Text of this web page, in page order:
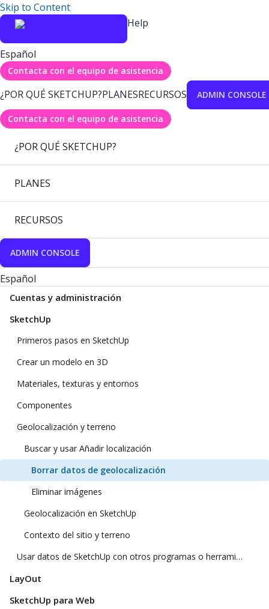
Skip to Content
Help
Español
Contacta con el equipo de asistencia
¿POR QUÉ SKETCHUP?PLANESRECURSOS ADMIN CONSOLE
Contacta con el equipo de asistencia
¿POR QUÉ SKETCHUP?
PLANES
RECURSOS
ADMIN CONSOLE
Español
Cuentas y administración
SketchUp
Primeros pasos en SketchUp
Crear un modelo en 3D
Materiales, texturas y entornos
Componentes
Geolocalización y terreno
Buscar y usar Añadir localización
Borrar datos de geolocalización
Eliminar imágenes
Geolocalización en SketchUp
Contexto del sitio y terreno
Usar datos de SketchUp con otros programas o herramientas de modelado
LayOut
SketchUp para Web